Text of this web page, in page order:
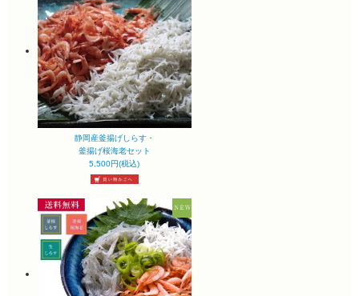
静岡産釜揚げしらす・
釜揚げ桜海老セット
5,500円(税込)